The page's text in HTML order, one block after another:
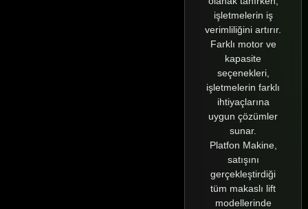
işletmelerin iş
verimliliğini artırır.
Farklı motor ve
kapasite
seçenekleri,
işletmelerin farklı
ihtiyaçlarına
uygun çözümler
sunar.
Platfon Makine,
satışını
gerçekleştirdiği
tüm makaslı lift
modellerinde